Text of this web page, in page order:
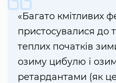
«Багато кмітливих
пристосувалися до
теплих початків
озиму цибулю і
ретардантами (як